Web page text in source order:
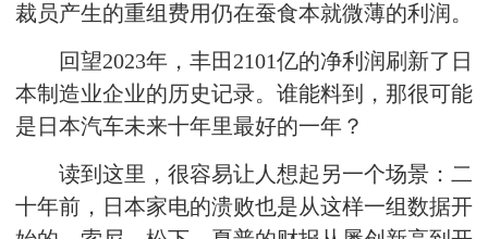
裁员产生的重组费用仍在蚕食本就微薄的利润。
回望2023年，丰田2101亿的净利润刷新了日
本制造业企业的历史记录。谁能料到，那很可能
是日本汽车未来十年里最好的一年？
读到这里，很容易让人想起另一个场景：二
十年前，日本家电的溃败也是从这样一组数据开